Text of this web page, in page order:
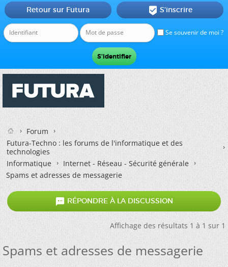
Se souvenir de moi ?
Retour sur Futura  S'inscrire
Forum
Futura-Techno : les forums de l'informatique et des
technologies
Informatique
Internet - Réseau - Sécurité générale
Spams et adresses de messagerie
 RÉPONDRE À LA DISCUSSION
Affichage des résultats 1 à 1 sur 1
Spams et adresses de messagerie